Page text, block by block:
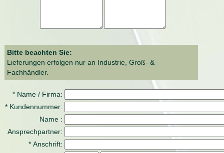
Bitte beachten Sie:
Lieferungen erfolgen nur an Industrie, Groß- &
Fachhändler.
* Name / Firma:
* Kundennummer:
Name :
Ansprechpartner:
* Anschrift: